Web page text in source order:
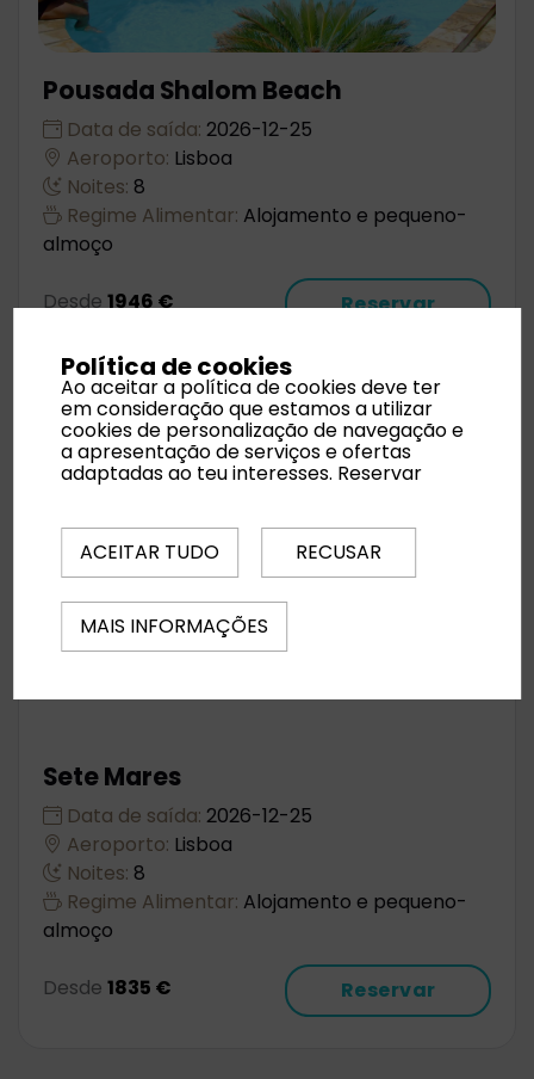
Pousada Shalom Beach
Data de saída: 2026-12-25
Aeroporto: Lisboa
Noites: 8
Regime Alimentar: Alojamento e pequeno-
almoço
Desde1946 € Reservar
Sete Mares
Data de saída: 2026-12-25
Aeroporto: Lisboa
Noites: 8
Regime Alimentar: Alojamento e pequeno-
almoço
Desde 1835 € Reservar
Política de cookies
Ao aceitar a política de cookies deve ter
em consideração que estamos a utilizar
cookies de personalização de navegação e
a apresentação de serviços e ofertas
adaptadas ao teu interesses. Reservar
ACEITAR TUDO RECUSAR
MAIS INFORMAÇÕES